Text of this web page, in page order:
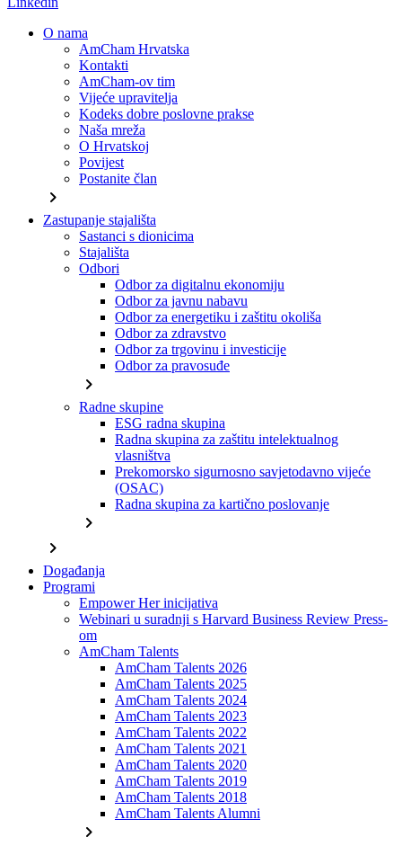
O nama
AmCham Hrvatska
Kontakti
AmCham-ov tim
Vijeće upravitelja
Kodeks dobre poslovne prakse
Naša mreža
O Hrvatskoj
Povijest
Postanite član
chevron_right
Zastupanje stajališta
Sastanci s dionicima
Stajališta
Odbori
Odbor za digitalnu ekonomiju
Odbor za javnu nabavu
Odbor za energetiku i zaštitu okoliša
Odbor za zdravstvo
Odbor za trgovinu i investicije
Odbor za pravosuđe
chevron_right
Radne skupine
ESG radna skupina
Radna skupina za zaštitu intelektualnog
vlasništva
Prekomorsko sigurnosno savjetodavno vijeće
(OSAC)
Radna skupina za kartično poslovanje
chevron_right
chevron_right
Događanja
Programi
Empower Her inicijativa
Webinari u suradnji s Harvard Business Review Press-
om
AmCham Talents
AmCham Talents 2026
AmCham Talents 2025
AmCham Talents 2024
AmCham Talents 2023
AmCham Talents 2022
AmCham Talents 2021
AmCham Talents 2020
AmCham Talents 2019
AmCham Talents 2018
AmCham Talents Alumni
chevron_right